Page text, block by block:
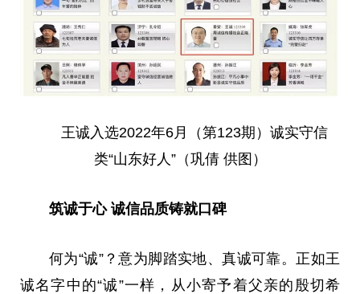
王诚入选2022年6月（第123期）诚实守信
类“山东好人”（巩倩 供图）
筑诚于心 诚信品质铸就口碑
何为“诚”？意为脚踏实地、真诚可靠。正如王
诚名字中的“诚”一样，从小寄予着父亲的殷切希